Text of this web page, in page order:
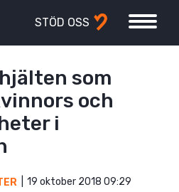
STÖD OSS
som
och
i
19 oktober 2018 09:29